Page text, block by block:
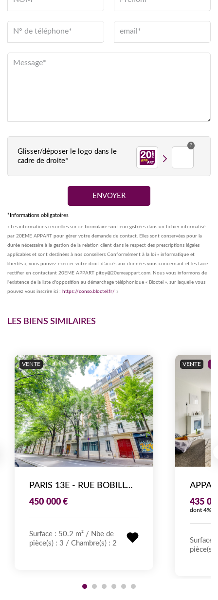
N° de téléphone* email*
Message*
Glisser/déposer le logo dans le
cadre de droite*
?
*Informations obligatoires
« Les informations recueillies sur ce formulaire sont enregistrées dans un fichier informatisé
par 20EME APPART pour gérer votre demande de contact. Elles sont conservées pour la
durée nécessaire à la gestion de la relation client dans le respect des prescriptions légales
applicables et sont destinées à nos conseillers Conformément à la loi « informatique et
libertés », vous pouvez exercer votre droit d'accès aux données vous concernant et les faire
rectifier en contactant 20EME APPART pitoy@20emeappart.com. Nous vous informons de
l'existence de la liste d'opposition au démarchage téléphonique « Bloctel », sur laquelle vous
pouvez vous inscrire ici : https://conso.bloctel.fr/ »
LES BIENS SIMILAIRES
VENTE
PARIS 13E - RUE BOBILLOT - 3 PIÈCES DE 50,3 M² VENDU LOUÉ - INVESTISSEMENT PATRIMONIAL
450 000 €
Surface : 50.2 m² / Nbe de
pièce(s) : 3 / Chambre(s) : 2
VENTE
435
dont 4%
Surface
pièce(s)